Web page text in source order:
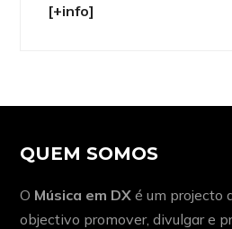
[+info]
QUEM SOMOS
O Música em DX é um projecto
objectivo promover, divulgar e